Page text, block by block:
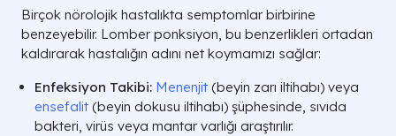
Birçok nörolojik hastalıkta semptomlar birbirine
benzeyebilir. Lomber ponksiyon, bu benzerlikleri ortadan
kaldırarak hastalığın adını net koymamızı sağlar:
Enfeksiyon Takibi: Menenjit (beyin zarı iltihabı) veya
ensefalit (beyin dokusu iltihabı) şüphesinde, sıvıda
bakteri, virüs veya mantar varlığı araştırılır.